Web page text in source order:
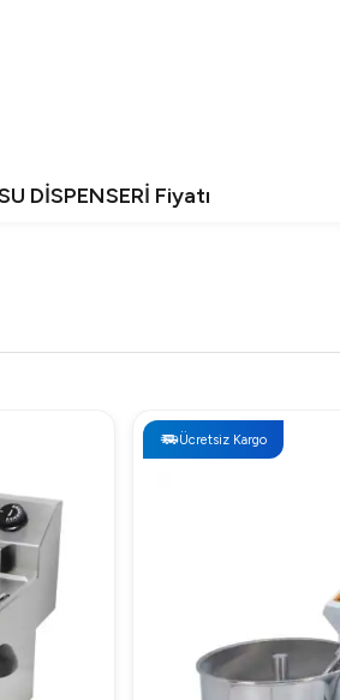
DİSPENSERİ Fiyatı
sürede kurulum yapabilirsiniz. Destek
sistemine bağlı olarak optimum
Ücretsiz Kargo